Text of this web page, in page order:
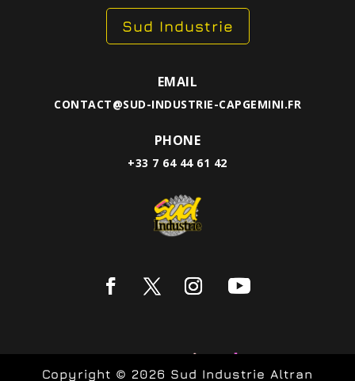
Sud Industrie
EMAIL
CONTACT@SUD-INDUSTRIE-CAPGEMINI.FR
PHONE
+33 7 64 44 61 42
Copyright © 2026 Sud Industrie Altran